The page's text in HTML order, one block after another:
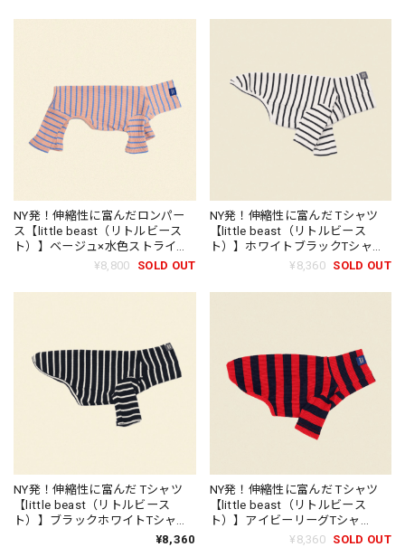
NY発！伸縮性に富んだロンパー
ス【little beast（リトルビース
ト）】ベージュ×水色ストライプ
ロンパース/little beast Catch Me
¥8,800 SOLD OUT
NY発！伸縮性に富んだ Tシャツ
【little beast（リトルビース
ト）】ホワイトブラックTシャ
ツ/little beast World's Your
¥8,360 SOLD OUT
NY発！伸縮性に富んだ Tシャツ
【little beast（リトルビース
ト）】ブラックホワイトTシャ
ツ/little beast Café in Paris¥8,360
NY発！伸縮性に富んだ Tシャツ
【little beast（リトルビース
ト）】アイビーリーグTシャ
ツ/little beast Ivy League Shirt
¥8,360 SOLD OUT